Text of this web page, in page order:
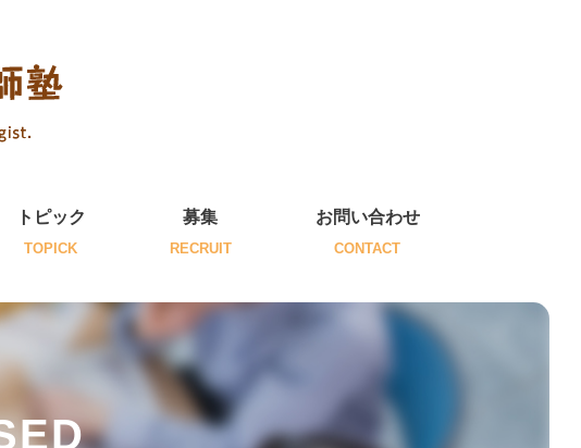
トピック
TOPICK
募集
RECRUIT
お問い合わせ
CONTACT